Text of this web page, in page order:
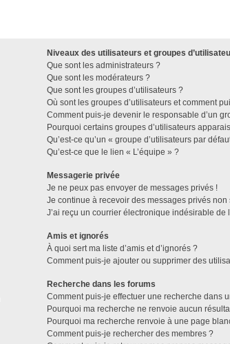
Niveaux des utilisateurs et groupes
Que sont les administrateurs ?
Que sont les modérateurs ?
Que sont les groupes d’utilisateurs ?
Où sont les groupes d’utilisateurs et comment
Comment puis-je devenir le responsable d’un
Pourquoi certains groupes d’utilisateurs
Qu’est-ce qu’un « groupe d’utilisateurs par
Qu’est-ce que le lien « L’équipe » ?
Messagerie privée
Je ne peux pas envoyer de messages privés !
Je continue à recevoir des messages privés non
J’ai reçu un courrier électronique indésirable de
Amis et ignorés
À quoi sert ma liste d’amis et d’ignorés ?
Comment puis-je ajouter ou supprimer des
Recherche dans les forums
Comment puis-je effectuer une recherche dans
Pourquoi ma recherche ne renvoie aucun
Pourquoi ma recherche renvoie à une page
Comment puis-je rechercher des membres ?